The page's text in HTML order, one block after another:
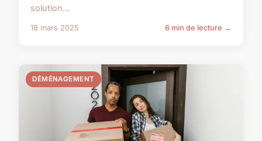
solution...
18 mars 2025 6 min de lecture →
DÉMÉNAGEMENT